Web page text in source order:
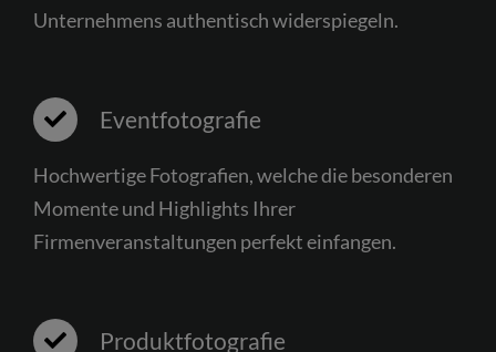
Unternehmens authentisch widerspiegeln.
Eventfotografie
Hochwertige Fotografien, welche die besonderen
Momente und Highlights Ihrer
Firmenveranstaltungen perfekt einfangen.
Produktfotografie